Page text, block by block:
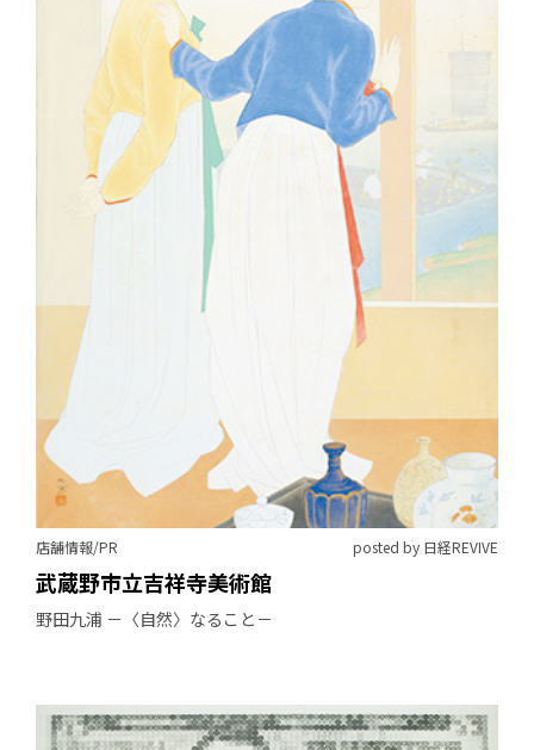
店舗情報/PR posted by 日経REVIVE
武蔵野市立吉祥寺美術館
野田九浦 －〈自然〉なること－